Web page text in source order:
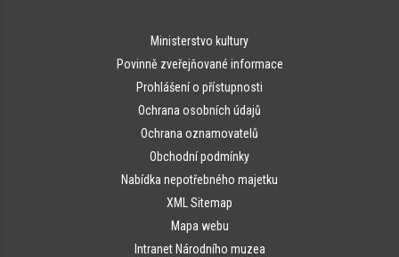
Ministerstvo kultury
Povinně zveřejňované informace
Prohlášení o přístupnosti
Ochrana osobních údajů
Ochrana oznamovatelů
Obchodní podmínky
Nabídka nepotřebného majetku
XML Sitemap
Mapa webu
Intranet Národního muzea